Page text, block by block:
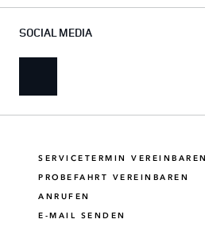
SERVICETERMIN VEREINBAREN
PROBEFAHRT VEREINBAREN
ANRUFEN
E-MAIL SENDEN
SOCIAL MEDIA